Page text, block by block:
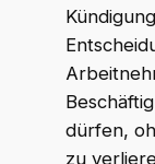
dürfen,
zu